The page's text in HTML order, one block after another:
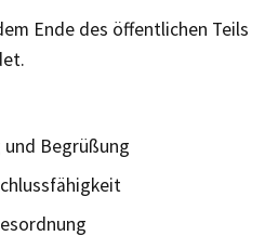
Ende des öffentlichen Teils
und Begrüßung